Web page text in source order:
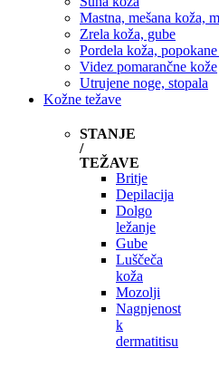
Mastna, mešana koža,
Zrela koža, gube
Pordela koža,
Videz pomarančne kože
Utrujene noge, stopala
Kožne težave
STANJE
/
TEŽAVE
Britje
Depilacija
Dolgo
ležanje
Gube
Luščeča
koža
Mozolji
Nagnjenost
k
dermatitisu